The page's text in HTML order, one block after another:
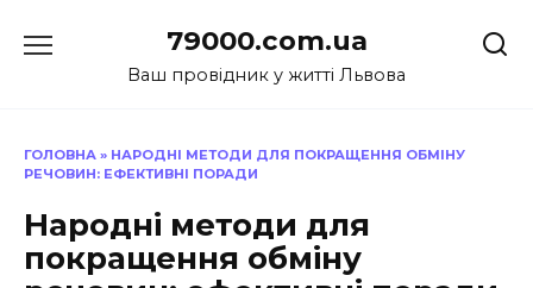
до
79000.com.ua
Ваш провідник у житті Львова
ГОЛОВНА » НАРОДНІ МЕТОДИ ДЛЯ ПОКРАЩЕННЯ ОБМІНУ
РЕЧОВИН: ЕФЕКТИВНІ ПОРАДИ
Народні методи для
покращення обміну